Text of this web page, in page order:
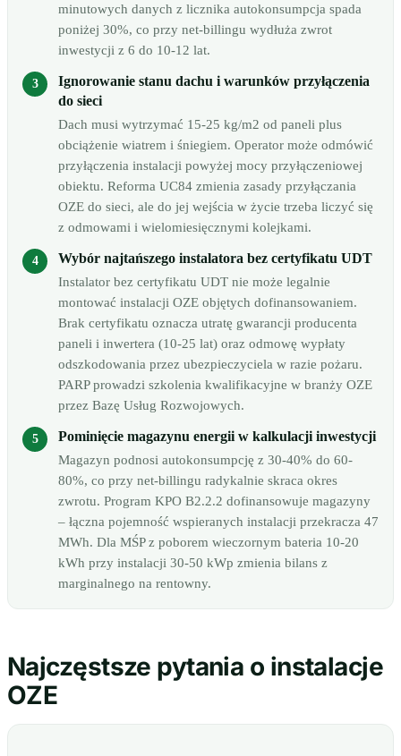
minutowych danych z licznika autokonsumpcja spada
poniżej 30%, co przy net-billingu wydłuża zwrot
inwestycji z 6 do 10-12 lat.
Ignorowanie stanu dachu i warunków przyłączenia
do sieci
Dach musi wytrzymać 15-25 kg/m2 od paneli plus
obciążenie wiatrem i śniegiem. Operator może odmówić
przyłączenia instalacji powyżej mocy przyłączeniowej
obiektu. Reforma UC84 zmienia zasady przyłączania
OZE do sieci, ale do jej wejścia w życie trzeba liczyć się
z odmowami i wielomiesięcznymi kolejkami.
Wybór najtańszego instalatora bez certyfikatu UDT
Instalator bez certyfikatu UDT nie może legalnie
montować instalacji OZE objętych dofinansowaniem.
Brak certyfikatu oznacza utratę gwarancji producenta
paneli i inwertera (10-25 lat) oraz odmowę wypłaty
odszkodowania przez ubezpieczyciela w razie pożaru.
PARP prowadzi szkolenia kwalifikacyjne w branży OZE
przez Bazę Usług Rozwojowych.
Pominięcie magazynu energii w kalkulacji inwestycji
Magazyn podnosi autokonsumpcję z 30-40% do 60-
80%, co przy net-billingu radykalnie skraca okres
zwrotu. Program KPO B2.2.2 dofinansowuje magazyny
– łączna pojemność wspieranych instalacji przekracza 47
MWh. Dla MŚP z poborem wieczornym bateria 10-20
kWh przy instalacji 30-50 kWp zmienia bilans z
marginalnego na rentowny.
Najczęstsze pytania o instalacje
OZE